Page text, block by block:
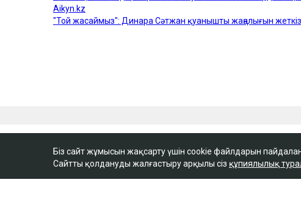
Біз сайт жұмысын жақсарту үшін cookie файлдарын
Сайтты қолдануды жалғастыру арқылы сіз құпиялылық